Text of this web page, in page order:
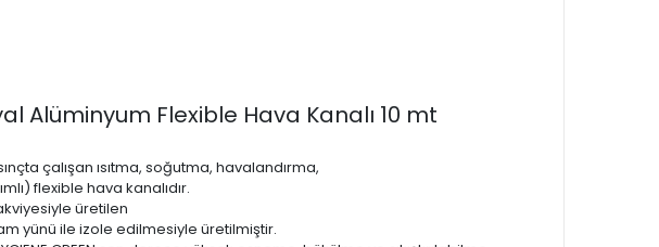
Alüminyum Flexible Hava Kanalı 10 mt
çalışan ısıtma, soğutma, havalandırma,
flexible hava kanalıdır.
üretilen
yünü ile izole edilmesiyle üretilmiştir.